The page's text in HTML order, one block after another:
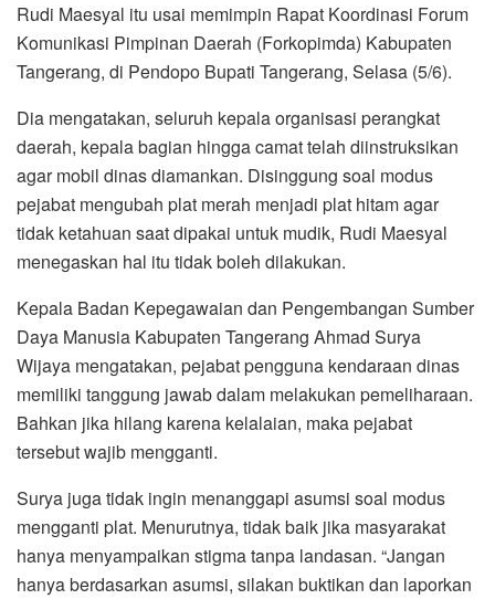
Rudi Maesyal itu usai memimpin Rapat Koordinasi Forum
Komunikasi Pimpinan Daerah (Forkopimda) Kabupaten
Tangerang, di Pendopo Bupati Tangerang, Selasa (5/6).
Dia mengatakan, seluruh kepala organisasi perangkat
daerah, kepala bagian hingga camat telah diinstruksikan
agar mobil dinas diamankan. Disinggung soal modus
pejabat mengubah plat merah menjadi plat hitam agar
tidak ketahuan saat dipakai untuk mudik, Rudi Maesyal
menegaskan hal itu tidak boleh dilakukan.
Kepala Badan Kepegawaian dan Pengembangan Sumber
Daya Manusia Kabupaten Tangerang Ahmad Surya
Wijaya mengatakan, pejabat pengguna kendaraan dinas
memiliki tanggung jawab dalam melakukan pemeliharaan.
Bahkan jika hilang karena kelalaian, maka pejabat
tersebut wajib mengganti.
Surya juga tidak ingin menanggapi asumsi soal modus
mengganti plat. Menurutnya, tidak baik jika masyarakat
hanya menyampaikan stigma tanpa landasan. “Jangan
hanya berdasarkan asumsi, silakan buktikan dan laporkan